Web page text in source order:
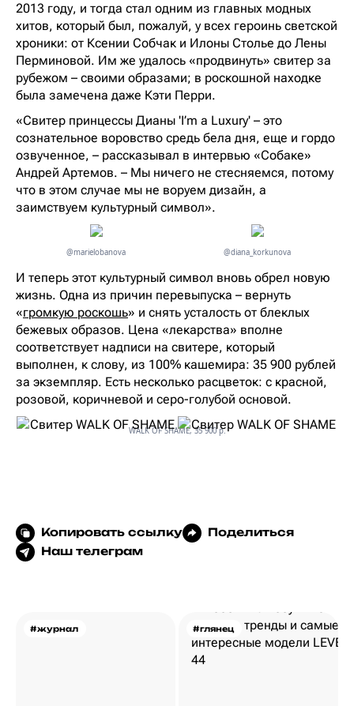
2013 году, и тогда стал одним из главных модных
хитов, который был, пожалуй, у всех героинь светской
хроники: от Ксении Собчак и Илоны Столье до Лены
Перминовой. Им же удалось «продвинуть» свитер за
рубежом – своими образами; в роскошной находке
была замечена даже Кэти Перри.
«Свитер принцессы Дианы 'I’m a Luxury' – это
сознательное воровство средь бела дня, еще и гордо
озвученное, – рассказывал в интервью «Собаке»
Андрей Артемов. – Мы ничего не стесняемся, потому
что в этом случае мы не воруем дизайн, а
заимствуем культурный символ».
@marielobanova @diana_korkunova
И теперь этот культурный символ вновь обрел новую
жизнь. Одна из причин перевыпуска – вернуть
«громкую роскошь» и снять усталость от блеклых
бежевых образов. Цена «лекарства» вполне
соответствует надписи на свитере, который
выполнен, к слову, из 100% кашемира: 35 900 рублей
за экземпляр. Есть несколько расцветок: с красной,
розовой, коричневой и серо-голубой основой.
WALK OF SHAME, 35 900 р.
Копировать ссылку
Поделиться
Наш телеграм
#журнал #глянец